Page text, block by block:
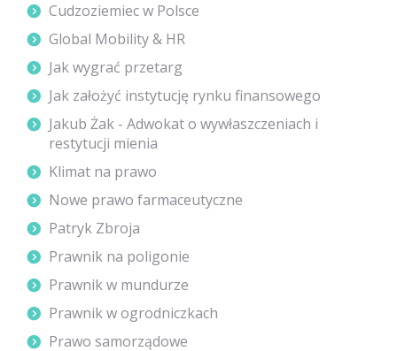
Cudzoziemiec w Polsce
Global Mobility & HR
Jak wygrać przetarg
Jak założyć instytucję rynku finansowego
Jakub Żak - Adwokat o wywłaszczeniach i
restytucji mienia
Klimat na prawo
Nowe prawo farmaceutyczne
Patryk Zbroja
Prawnik na poligonie
Prawnik w mundurze
Prawnik w ogrodniczkach
Prawo samorządowe